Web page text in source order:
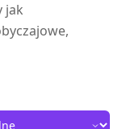
jak